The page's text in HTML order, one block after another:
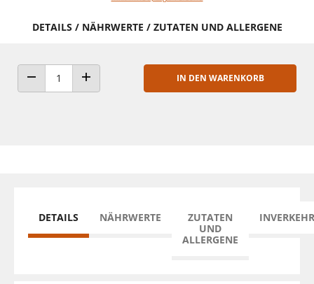
DETAILS / NÄHRWERTE / ZUTATEN UND ALLERGENE
ANZAHL VERRINGERNANZAHL ERHÖHEN
IN DEN WARENKORB
DETAILS NÄHRWERTE
ZUTATEN
UND
ALLERGENE